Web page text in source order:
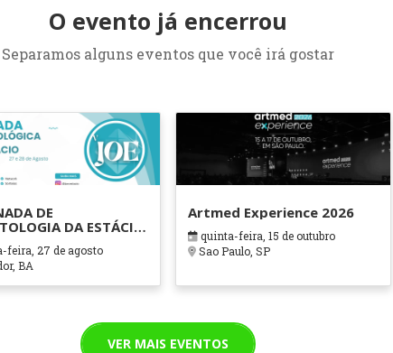
O evento já encerrou
Separamos alguns eventos que você irá gostar
DE
DA ESTÁCIO
feira, 27 de agosto
BA
Artmed Experience 2026
quinta-feira, 15 de outubro
Sao Paulo, SP
VER MAIS EVENTOS